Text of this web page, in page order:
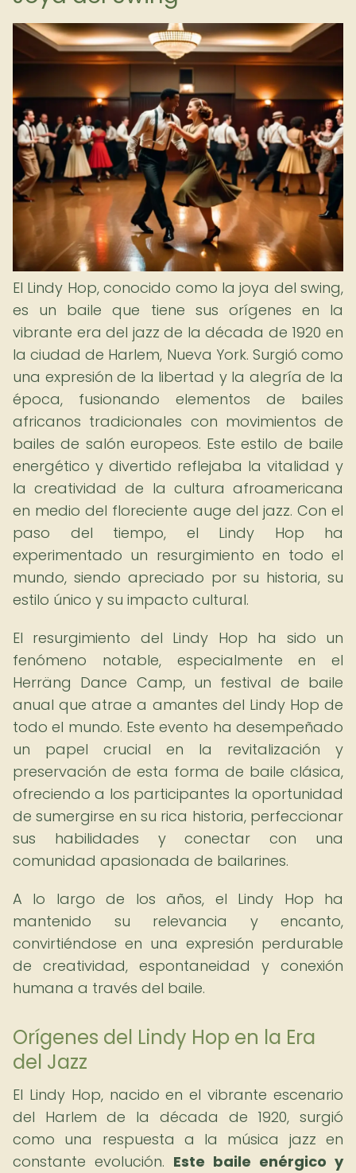
El Lindy Hop, conocido como la joya del swing,
es un baile que tiene sus orígenes en la
vibrante era del jazz de la década de 1920 en
la ciudad de Harlem, Nueva York. Surgió como
una expresión de la libertad y la alegría de la
época, fusionando elementos de bailes
africanos tradicionales con movimientos de
bailes de salón europeos. Este estilo de baile
energético y divertido reflejaba la vitalidad y
la creatividad de la cultura afroamericana
en medio del floreciente auge del jazz. Con el
paso del tiempo, el Lindy Hop ha
experimentado un resurgimiento en todo el
mundo, siendo apreciado por su historia, su
estilo único y su impacto cultural.
El resurgimiento del Lindy Hop ha sido un
fenómeno notable, especialmente en el
Herräng Dance Camp, un festival de baile
anual que atrae a amantes del Lindy Hop de
todo el mundo. Este evento ha desempeñado
un papel crucial en la revitalización y
preservación de esta forma de baile clásica,
ofreciendo a los participantes la oportunidad
de sumergirse en su rica historia, perfeccionar
sus habilidades y conectar con una
comunidad apasionada de bailarines.
A lo largo de los años, el Lindy Hop ha
mantenido su relevancia y encanto,
convirtiéndose en una expresión perdurable
de creatividad, espontaneidad y conexión
humana a través del baile.
Orígenes del Lindy Hop en la Era
del Jazz
El Lindy Hop, nacido en el vibrante escenario
del Harlem de la década de 1920, surgió
como una respuesta a la música jazz en
constante evolución. Este baile enérgico y